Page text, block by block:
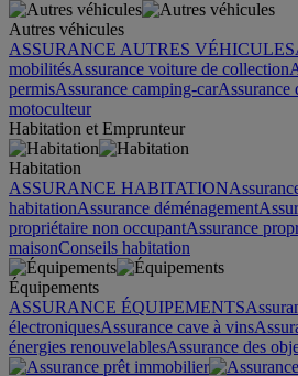
Autres véhicules
ASSURANCE AUTRES VÉHICULES
mobilitésAssurance voiture de collection
permisAssurance camping-carAssurance
motoculteur
Habitation et Emprunteur
Habitation
ASSURANCE HABITATION
habitationAssurance déménagement
propriétaire non occupantAssurance
maisonConseils habitation
Équipements
ASSURANCE ÉQUIPEMENTS
électroniquesAssurance cave à vins
énergies renouvelablesAssurance des